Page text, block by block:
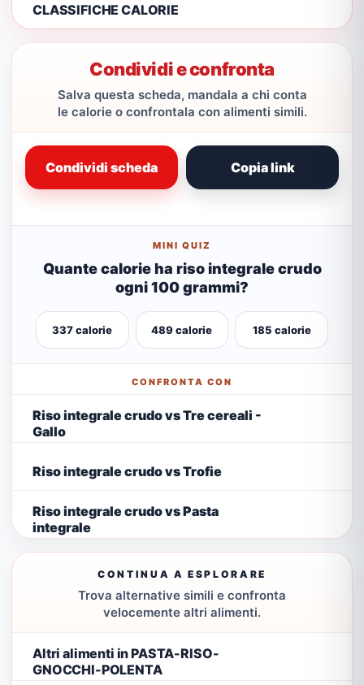
CLASSIFICHE CALORIE
Condividi e confronta
Salva questa scheda, mandala a chi conta
le calorie o confrontala con alimenti simili.
Condividi scheda Copia link
MINI QUIZ
Quante calorie ha riso integrale crudo
ogni 100 grammi?
337 calorie 489 calorie 185 calorie
CONFRONTA CON
Riso integrale crudo vs Tre cereali -
Gallo
Riso integrale crudo vs Trofie
Riso integrale crudo vs Pasta
integrale
CONTINUA A ESPLORARE
Trova alternative simili e confronta
velocemente altri alimenti.
Altri alimenti in PASTA-RISO-
GNOCCHI-POLENTA